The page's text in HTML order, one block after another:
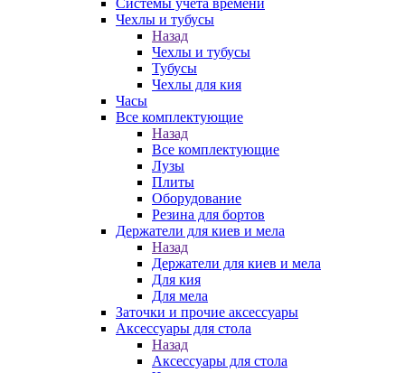
Системы учета времени
Чехлы и тубусы
Назад
Чехлы и тубусы
Тубусы
Чехлы для кия
Часы
Все комплектующие
Назад
Все комплектующие
Лузы
Плиты
Оборудование
Резина для бортов
Держатели для киев и мела
Назад
Держатели для киев и мела
Для кия
Для мела
Заточки и прочие аксессуары
Аксессуары для стола
Назад
Аксессуары для стола